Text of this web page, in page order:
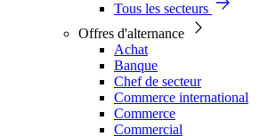
Tous les secteurs
Offres d'alternance
Achat
Banque
Chef de secteur
Commerce international
Commerce
Commercial